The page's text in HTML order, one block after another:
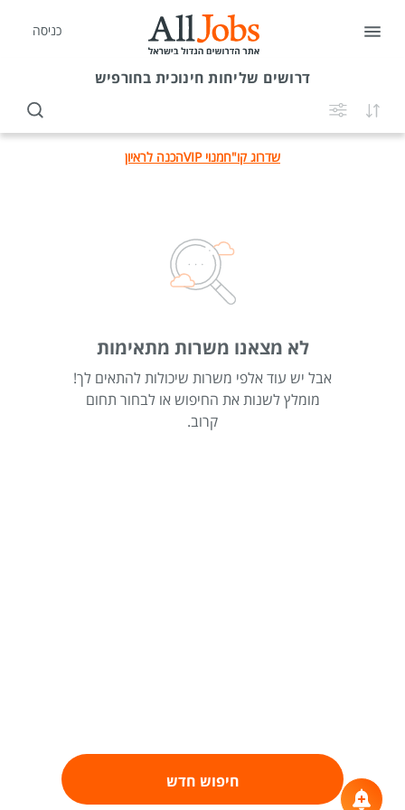
כניסה
דרושים שליחות חינוכית בחורפיש
שדרוג קו"חמנוי VIP הכנה לראיון
לא מצאנו משרות מתאימות
אבל יש עוד אלפי משרות שיכולות להתאים לך!
מומלץ לשנות את החיפוש או לבחור תחום
קרוב.
חיפוש חדש